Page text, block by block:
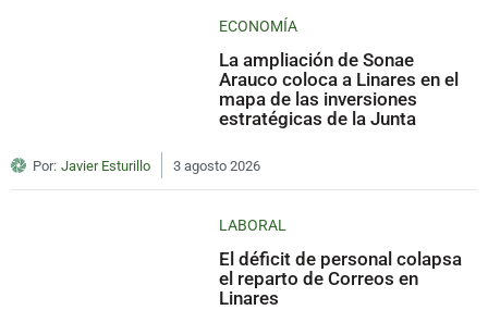
ECONOMÍA
La ampliación de Sonae
Arauco coloca a Linares en el
mapa de las inversiones
estratégicas de la Junta
Por: Javier Esturillo 3 agosto 2026
LABORAL
El déficit de personal colapsa
el reparto de Correos en
Linares